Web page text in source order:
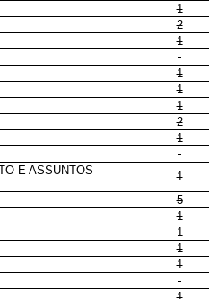
1
2
1
1
1
1
2
1
E ASSUNTOS
1
5
1
1
1
1